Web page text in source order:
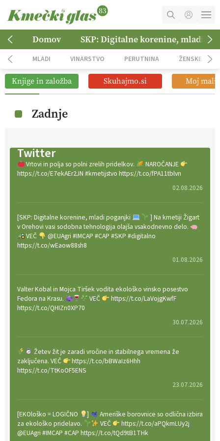
MOJ RAČUN
NAROČITE SE
OGLASNO TRŽENJE
Domov SKP: Digitalne korenine, mladi
MLADI VINARSTVO PERUTNINA ŽENSKE
Knjige in založba Skuhajmo.si Moj mali
Zadnje
Twitter
Vrtovi in polja so polni zrelih pridelkov.
NAROČANJE
https://t.co/E7ekAEr2JN #kmetijstvo https://t.co/fPA11tblvn
02.08.2026
[SKP: Digitalne korenine, mladi poganjki
] Na kmetiji Žigart
v Orehovi vasi sodobna tehnologija olajša vsakodnevno delo.
VEČ
@EUAgri #IMCAP #CAP #SKP #digitalno
https://t.co/wEaow88sh8
01.08.2026
Valter Kobal in Mojca Tiršek vodita ekološko vinsko posestvo
Fedora na Krasu.
VEČ
https://t.co/LaVojgKwfF
https://t.co/QHIZn0XP70
30.07.2026
Žetev žit je zaradi vročine in stabilnega vremena že
zaključena. VEČ
https://t.co/bBWaIz6Hhh
https://t.co/TtKoOF5ENS
23.07.2026
[EKOloško = LOGIČNO ]
Ameriške borovnice so odlična izbira
za ekološko pridelavo.
VEČ
https://t.co/aPQkmLUy2j
@EUAgri #IMCAP #CAP https://t.co/tQd9tB1THk